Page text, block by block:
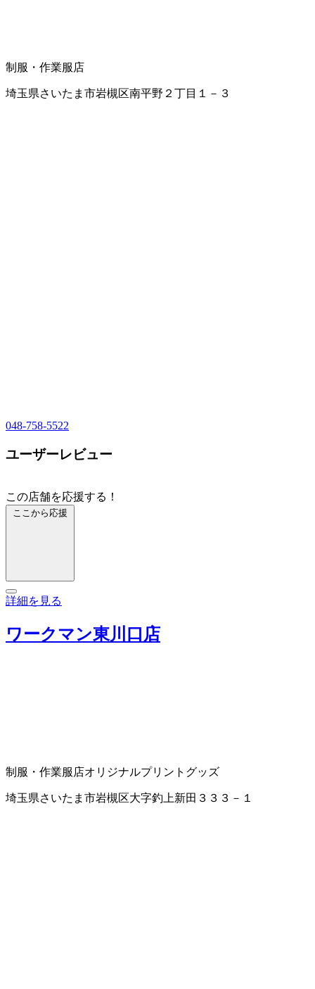
制服・作業服店
埼玉県さいたま市岩槻区南平野２丁目１－３
048-758-5522
ユーザーレビュー
この店舗を応援する！
ここから応援
詳細を見る
ワークマン東川口店
制服・作業服店オリジナルプリントグッズ
埼玉県さいたま市岩槻区大字釣上新田３３３－１